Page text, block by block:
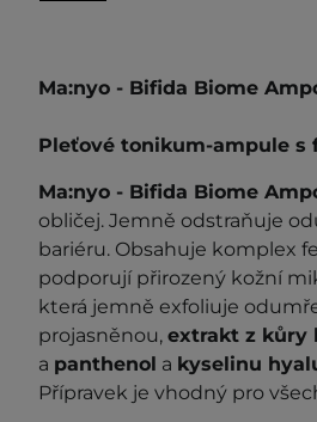
Ma:nyo - Bifida Biome
Pleťové tonikum-ampule s
Ma:nyo - Bifida Biome
obličej. Jemně odstraňuje
bariéru. Obsahuje komplex
podporují přirozený kožní
která jemně exfoliuje
projasněnou, extrakt z kůry
a panthenol a kyselinu
Přípravek je vhodný pro